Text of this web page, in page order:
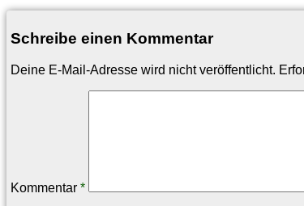
Schreibe einen Kommentar
Deine E-Mail-Adresse wird nicht veröffentlicht.
Kommentar *